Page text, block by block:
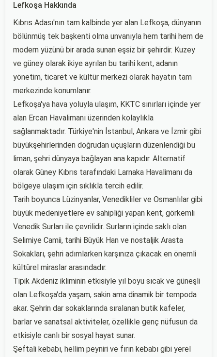
Lefkoşa Hakkında
Kıbrıs Adası'nın tam kalbinde yer alan Lefkoşa, dünyanın
bölünmüş tek başkenti olma unvanıyla hem tarihi hem de
modern yüzünü bir arada sunan eşsiz bir şehirdir. Kuzey
ve güney olarak ikiye ayrılan bu tarihi kent, adanın
yönetim, ticaret ve kültür merkezi olarak hayatın tam
merkezinde konumlanır.
Lefkoşa'ya hava yoluyla ulaşım, KKTC sınırları içinde yer
alan Ercan Havalimanı üzerinden kolaylıkla
sağlanmaktadır. Türkiye'nin İstanbul, Ankara ve İzmir gibi
büyükşehirlerinden doğrudan uçuşların düzenlendiği bu
liman, şehri dünyaya bağlayan ana kapıdır. Alternatif
olarak Güney Kıbrıs tarafındaki Larnaka Havalimanı da
bölgeye ulaşım için sıklıkla tercih edilir.
Tarih boyunca Lüzinyanlar, Venedikliler ve Osmanlılar gibi
büyük medeniyetlere ev sahipliği yapan kent, görkemli
Venedik Surları ile çevrilidir. Surların içinde saklı olan
Selimiye Camii, tarihi Büyük Han ve nostaljik Arasta
Sokakları, şehri adımlarken karşınıza çıkacak en önemli
kültürel miraslar arasındadır.
Tipik Akdeniz ikliminin etkisiyle yıl boyu sıcak ve güneşli
olan Lefkoşa'da yaşam, sakin ama dinamik bir tempoda
akar. Şehrin dar sokaklarında sıralanan butik kafeler,
barlar ve sanatsal aktiviteler, özellikle genç nüfusun da
etkisiyle canlı bir sosyal hayat sunar.
Şeftali kebabı, hellim peyniri ve fırın kebabı gibi yerel